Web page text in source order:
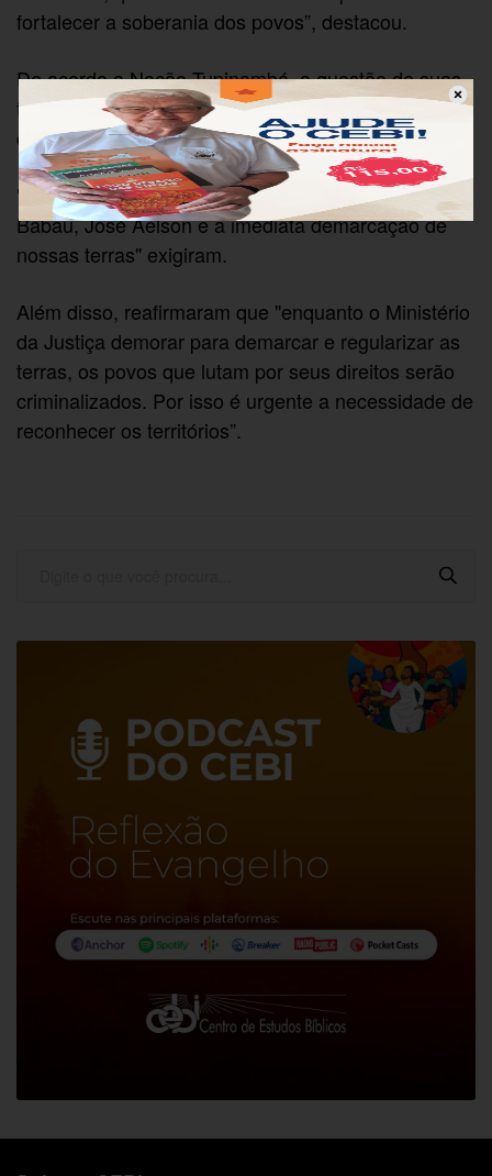
fortalecer a soberania dos povos”, destacou.
De acordo a Nação Tupinambá, a questão de suas
terras ancestrais não é um caso de polícia e sim de
demarcação e justiça.
"Pedimos a imediata liberdade para o Cacique
Babau, José Aelson e a imediata demarcação de
nossas terras" exigiram.
Além disso, reafirmaram que "enquanto o Ministério
da Justiça demorar para demarcar e regularizar as
terras, os povos que lutam por seus direitos serão
criminalizados. Por isso é urgente a necessidade de
reconhecer os territórios”.